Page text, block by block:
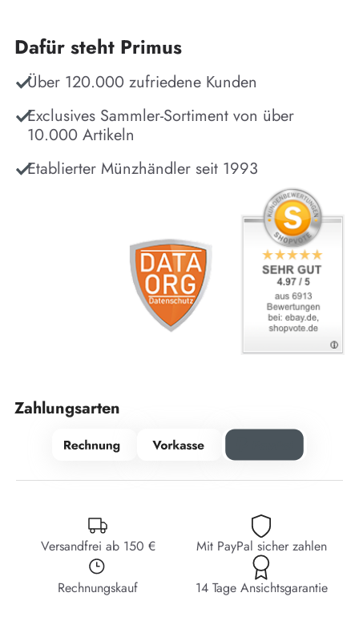
Dafür steht Primus
Über 120.000 zufriedene Kunden
Exclusives Sammler-Sortiment von über
10.000 Artikeln
Etablierter Münzhändler seit 1993
Zahlungsarten
Versandfrei ab 150 € Mit PayPal sicher zahlen
Rechnungskauf 14 Tage Ansichtsgarantie